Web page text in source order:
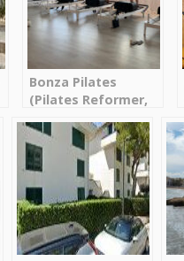
Bonza Pilates
(Pilates Reformer,
Sitges) – Sitges